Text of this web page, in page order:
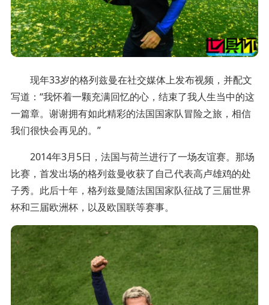
现年33岁的格列兹曼在社交媒体上发布视频，并配文
写道：“我怀着一颗充满回忆的心，结束了我人生当中的这
一篇章。谢谢拥有如此精彩的法国国家队冒险之旅，相信
我们很快会再见的。”
2014年3月5日，法国与荷兰进行了一场友谊赛。那场
比赛，首发出场的格列兹曼收获了自己代表高卢雄鸡的处
子秀。此后十年，格列兹曼随法国国家队征战了三届世界
杯和三届欧洲杯，以及欧国联等赛事。